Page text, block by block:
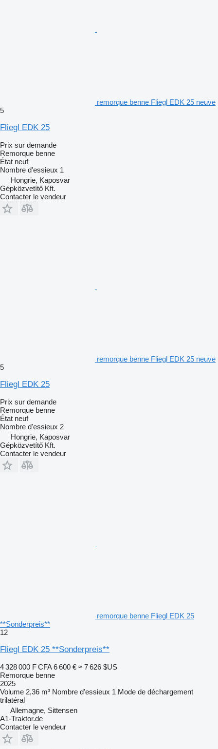
remorque benne Fliegl EDK 25 neuve
5
Fliegl EDK 25
Prix sur demande
Remorque benne
État neuf
Nombre d'essieux 1
Hongrie, Kaposvar
Gépközvetítő Kft.
Contacter le vendeur
remorque benne Fliegl EDK 25 neuve
5
Fliegl EDK 25
Prix sur demande
Remorque benne
État neuf
Nombre d'essieux 2
Hongrie, Kaposvar
Gépközvetítő Kft.
Contacter le vendeur
remorque benne Fliegl EDK 25
**Sonderpreis**
12
Fliegl EDK 25 **Sonderpreis**
4 328 000 F CFA 6 600 € ≈ 7 626 $US
Remorque benne
2025
Volume 2,36 m³ Nombre d'essieux 1 Mode de déchargement
trilatéral
Allemagne, Sittensen
A1-Traktor.de
Contacter le vendeur